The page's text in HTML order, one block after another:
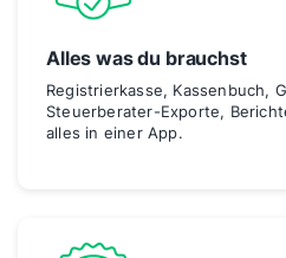
Alles was du brauchst
Registrierkasse, Kassenbuch,
Steuerberater-Exporte,
alles in einer App.